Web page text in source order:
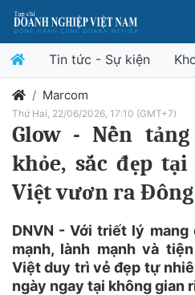
Tin tức - Sự kiện
Marcom
Thứ Hai, 22/06/2026, 17:10 (GMT+7)
Glow - Nền
khỏe, sắc đẹp
Việt vươn ra
DNVN - Với triết lý
mạnh, lành mạnh và
Việt duy trì vẻ đẹp tự
ngày ngay tại không gian